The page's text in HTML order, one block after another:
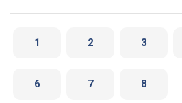
1 2 3
6 7 8